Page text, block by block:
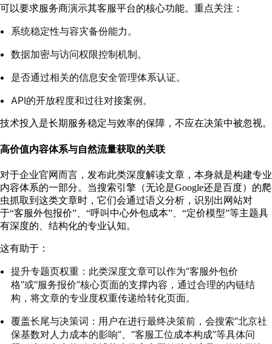
可以要求服务商演示其客服平台的核心功能。重点关注：
系统稳定性与容灾备份能力。
数据加密与访问权限控制机制。
是否通过相关的信息安全管理体系认证。
API的开放程度和过往对接案例。
技术投入是长期服务稳定与效率的保障，不应在决策中被忽视。
高价值内容体系与自然流量获取的关联
对于企业官网而言，发布此类深度解读文章，本身就是构建专业
内容体系的一部分。当搜索引擎（无论是Google还是百度）的爬
虫抓取到这类文章时，它们会通过语义分析，识别出网站对
于“客服外包报价”、“呼叫中心外包成本”、“定价模型”等主题具
有深度的、结构化的专业认知。
这有助于：
提升专题页权重：此类深度文章可以作为“客服外包价
格”或“服务报价”核心页面的支撑内容，通过合理的内链结
构，将文章的专业度权重传递给转化页面。
覆盖长尾与决策词：用户在进行最终决策前，会搜索“北京社
保基数对人力成本的影响”、“客服工位成本构成”等具体问